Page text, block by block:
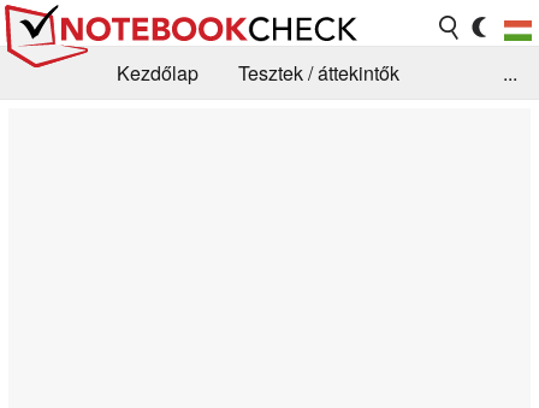
Kezdőlap
Tesztek / áttekintők
...